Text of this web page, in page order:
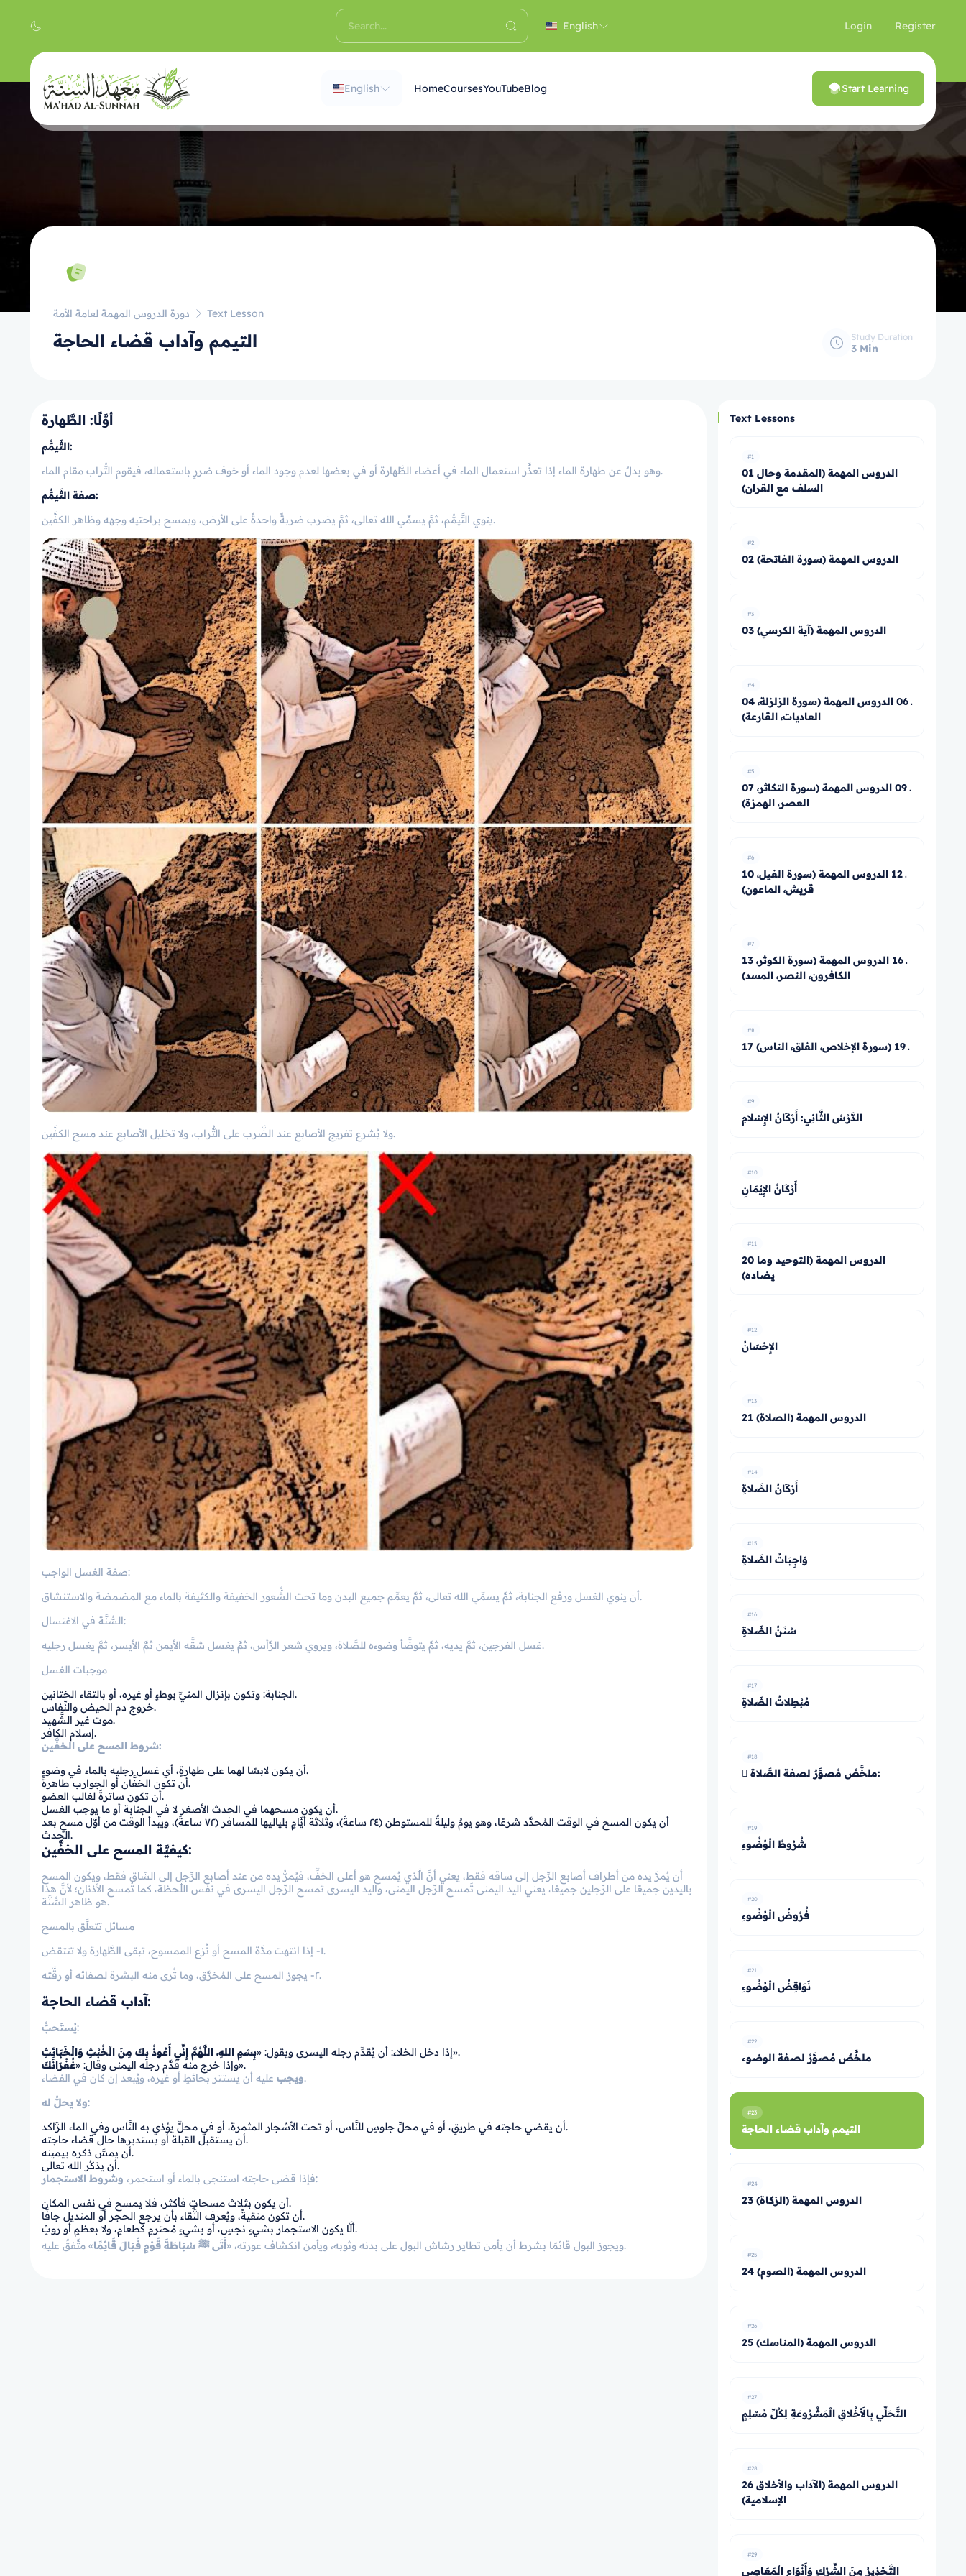
English Login Register
English HomeCoursesYouTubeBlog Start Learning
دورة الدروس المهمة لعامة الأمة Text Lesson
التيمم وآداب قضاء الحاجة Study Duration
3 Min
أوَّلًا: الطَّهارة
التَّيمُّم:
وهو بدلٌ عن طهارة الماء إذا تعذَّر استعمال الماء في أعضاء الطَّهارة أو في بعضها لعدم وجود الماء أو خوف ضررٍ باستعماله، فيقوم التُّراب مقام الماء.
صفة التَّيمُّم:
ينوي التَّيمُّم، ثمَّ يسمِّي الله تعالى، ثمَّ يضرب ضربةً واحدةً على الأرض، ويمسح براحتيه وجهه وظاهر الكفَّين.
ولا يُشرع تفريج الأصابع عند الضَّرب على التُّراب، ولا تخليل الأصابع عند مسح الكفَّين.
صفة الغسل الواجب:
أن ينوي الغسل ورفع الجنابة، ثمَّ يسمِّي الله تعالى، ثمَّ يعمِّم جميع البدن وما تحت الشُّعور الخفيفة والكثيفة بالماء مع المضمضة والاستنشاق.
السُّنَّة في الاغتسال:
غسل الفرجين، ثمَّ يديه، ثمَّ يتوضَّأ وضوءه للصَّلاة، ويروي شعر الرَّأس، ثمَّ يغسل شقَّه الأيمن ثمَّ الأيسر، ثمَّ يغسل رجليه.
موجبات الغسل
الجنابة: وتكون بإنزال المنيِّ بوطءٍ أو غيره، أو بالتقاء الختانين.
خروج دم الحيض والنِّفاس.
موت غير الشَّهيد.
إسلام الكافر.
شروط المسح على الخفَّين:
أن يكون لابسًا لهما على طهارةٍ، أي غسل رجليه بالماء في وضوءٍ.
أن تكون الخفَّان أو الجوارب طاهرةً.
أن تكون ساترةً لغالب العضو.
أن يكون مسحهما في الحدث الأصغر لا في الجنابة أو ما يوجب الغسل.
أن يكون المسح في الوقت المُحدَّد شرعًا، وهو يومٌ وليلةٌ للمستوطن (٢٤ ساعةً)، وثلاثة أيَّامٍ بلياليها للمسافر (٧٢ ساعةً)، ويبدأ الوقت من أوَّل مسحٍ بعد
الحدث.
كيفيَّة المسح على الخفَّين:
أن يُمرَّ يده من أطراف أصابع الرِّجل إلى ساقه فقط، يعني أنَّ الَّذي يُمسح هو أعلى الخفِّ، فيُمرُّ يده من عند أصابع الرِّجل إلى السَّاق فقط، ويكون المسح
باليدين جميعًا على الرِّجلين جميعًا، يعني اليد اليمنى تَمسح الرِّجل اليمنى، واليد اليسرى تمسح الرِّجل اليسرى في نفس اللَّحظة، كما تُمسح الأذنان؛ لأنَّ هذا
هو ظاهر السُّنَّة.
مسائل تتعلَّق بالمسح
١- إذا انتهت مدَّة المسح أو نُزع الممسوح، تبقى الطَّهارة ولا تنتقض.
٢- يجوز المسح على المُخرَّق، وما تُرى منه البشرة لصفائه أو رقَّته.
آداب قضاء الحاجة:
يُستَحبُّ:
إذا دخل الخلاء: أن يُقدِّم رجله اليسرى ويقول: «بِسْمِ اللهِ، اللَّهُمَّ إِنِّي أَعُوذُ بِكَ مِنَ الْخُبْثِ وَالْخَبَائِثِ
».
وإذا خرج منه قدَّم رجله اليمنى وقال: «غُفْرَانَكَ
».
ويجبعليه أن يستتر بحائطٍ أو غيره، ويُبعد إن كان في الفضاء.
ولا يحلُّ له:
أن يقضي حاجته في طريقٍ، أو في محلِّ جلوسٍ للنَّاس، أو تحت الأشجار المثمرة، أو في محلٍّ يؤذي به النَّاس وفي الماء الرَّاكد.
أن يستقبل القبلة أو يستدبرها حال قضاء حاجته.
أن يمسَّ ذكره بيمينه.
أن يذكُر الله تعالى.
فإذا قضى حاجته استنجى بالماء أو استجمر، وشروط الاستجمار
:
أن يكون بثلاث مسحاتٍ فأكثر، فلا يمسح في نفس المكان.
أن تكون منقيةً، ويُعرف النَّقاء بأن يرجع الحجر أو المنديل جافًّا.
ألَّا يكون الاستجمار بشيءٍ نجسٍ، أو بشيءٍ مُحترمٍ كطعامٍ، ولا بعظمٍ أو روثٍ.
ويجوز البول قائمًا بشرط أن يأمن تطاير رشاش البول على بدنه وثوبه، ويأمن انكشاف عورته، «أَتَى ﷺ سُبَاطَةَ قَوْمٍ فَبَالَ قَائِمًا » متَّفقٌ عليه.
Text Lessons
#1
01 الدروس المهمة (المقدمة وحال
السلف مع القران)
#2
02 الدروس المهمة (سورة الفاتحة)
#3
03 الدروس المهمة (آية الكرسي)
#4
04 ـ 06 الدروس المهمة (سورة الزلزلة،
العاديات، القارعة)
#5
07 ـ 09 الدروس المهمة (سورة التكاثر،
العصر، الهمزة)
#6
10 ـ 12 الدروس المهمة (سورة الفيل،
قريش، الماعون)
#7
13 ـ 16 الدروس المهمة (سورة الكوثر،
الكافرون، النصر، المسد)
#8
17 ـ 19 (سورة الإخلاص، الفلق، الناس)
#9
الدَّرْسُ الثَّانِي: أَرْكَانُ الإِسْلامِ
#10
أَرْكَانُ الإِيْمَانِ
#11
20 الدروس المهمة (التوحيد وما
يضاده)
#12
الإِحْسَانُ
#13
21 الدروس المهمة (الصلاة)
#14
أَرْكَانُ الصَّلاةِ
#15
وَاجِبَاتُ الصَّلاةِ
#16
سُنَنُ الصَّلاةِ
#17
مُبْطِلاتُ الصَّلاةِ
#18
 ملخَّصٌ مُصوَّرٌ لصفة الصَّلاة:
#19
شُرُوطُ الْوُضُوءِ
#20
فُرُوضُ الْوُضُوءِ
#21
نَوَاقِضُ الْوُضُوءِ
#22
ملخَّصٌ مُصوَّرٌ لصفة الوضوء
#23
التيمم وآداب قضاء الحاجة
#24
23 الدروس المهمة (الزكاة)
#25
24 الدروس المهمة (الصوم)
#26
25 الدروس المهمة (المناسك)
#27
التَّحَلِّي بِالأَخْلاقِ الْمَشْرُوعَةِ لِكُلِّ مُسْلِمٍ
#28
26 الدروس المهمة (الآداب والأخلاق
الإسلامية)
#29
التَّحْذِيرُ مِنَ الشِّرْكِ وَأَنْوَاعِ الْمَعَاصِي